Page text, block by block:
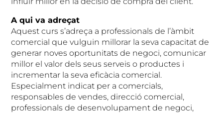
A qui va adreçat
Aquest curs s’adreça a professionals de l’àmbit
comercial que vulguin millorar la seva capacitat de
generar noves oportunitats de negoci, comunicar
millor el valor dels seus serveis o productes i
incrementar la seva eficàcia comercial.
Especialment indicat per a comercials,
responsables de vendes, direcció comercial,
professionals de desenvolupament de negoci,